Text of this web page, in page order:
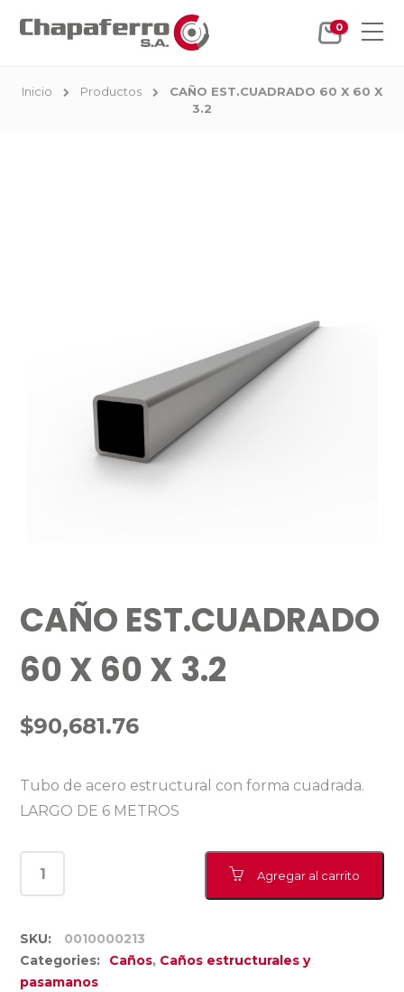
0
Inicio Productos
CAÑO EST.CUADRADO 60 X 60 X
3.2
CAÑO EST.CUADRADO
60 X 60 X 3.2
$90,681.76
Tubo de acero estructural con forma cuadrada.
LARGO DE 6 METROS
Agregar al carrito
SKU:
0010000213
Categories:
Caños, Caños estructurales y
pasamanos